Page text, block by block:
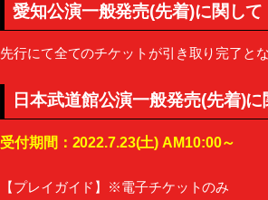
愛知公演一般発売(先着)に関して
先行にて全てのチケットが引き取り完了と
日本武道館公演一般発売(先着)に
受付期間：2022.7.23(土) AM10:00～
【プレイガイド】※電子チケットのみ